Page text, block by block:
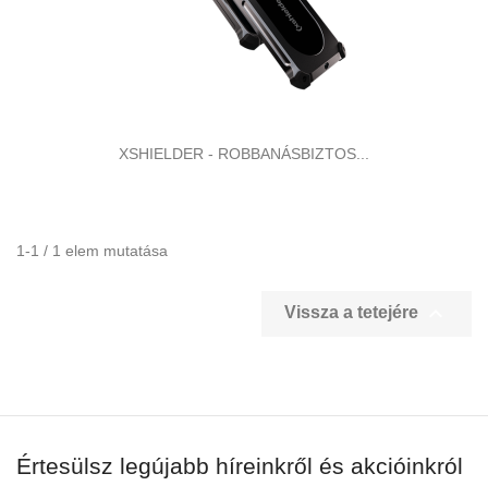
XSHIELDER - ROBBANÁSBIZTOS...
1-1 / 1 elem mutatása
Vissza a tetejére
Értesülsz legújabb híreinkről és akcióinkról